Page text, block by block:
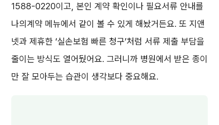
1588-0220이고, 본인 계약 확인이나 필요서류 안내를
나의계약 메뉴에서 같이 볼 수 있게 해놨거든요. 또 지앤
넷과 제휴한 ‘실손보험 빠른 청구’처럼 서류 제출 부담을
줄이는 방식도 열어뒀어요. 그러니까 병원에서 받은 종이
만 잘 모아두는 습관이 생각보다 중요해요.